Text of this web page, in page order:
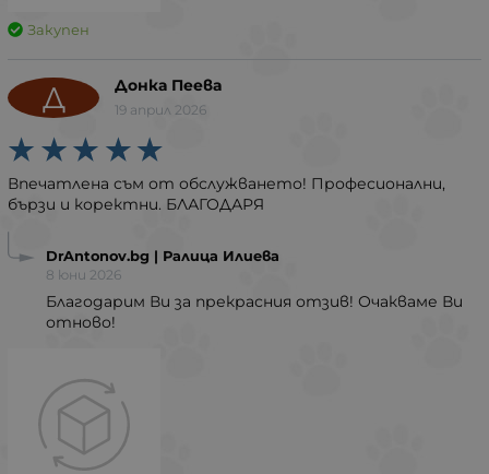
Закупен
Д Донка Пеева
19 април 2026
Впечатлена съм от обслужването! Професионални,
бързи и коректни. БЛАГОДАРЯ
DrAntonov.bg | Ралица Илиева
8 юни 2026
Благодарим Ви за прекрасния отзив! Очакваме Ви
отново!